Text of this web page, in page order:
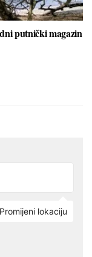
putnički magazin